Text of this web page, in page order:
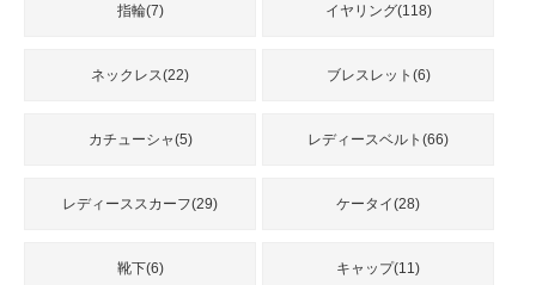
指輪(7) イヤリング(118)
ネックレス(22) ブレスレット(6)
カチューシャ(5) レディースベルト(66)
レディーススカーフ(29) ケータイ(28)
靴下(6) キャップ(11)